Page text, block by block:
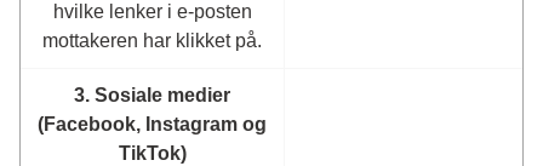
hvilke lenker i e-posten
mottakeren har klikket på.
3. Sosiale medier
(Facebook, Instagram og
TikTok)